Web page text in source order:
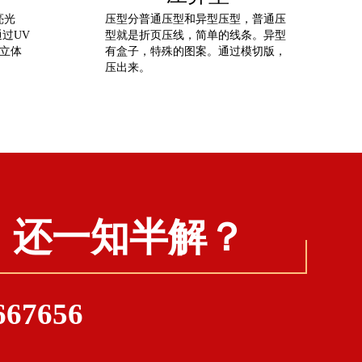
光
过UV
体
压型分普通压型和异型压型，普通压
型就是折页压线，简单的线条。异型
有盒子，特殊的图案。通过模切版，
压出来。
一知半解？